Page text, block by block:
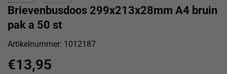
Brievenbusdoos 299x213x28mm A4 bruin
pak a 50 st
Artikelnummer: 1012187
€13,95